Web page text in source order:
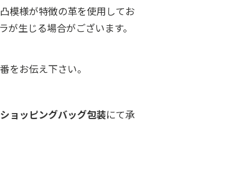
模様が特徴の革を使用してお
が生じる場合がございます。
をお伝え下さい。
ショッピングバッグ包装にて承